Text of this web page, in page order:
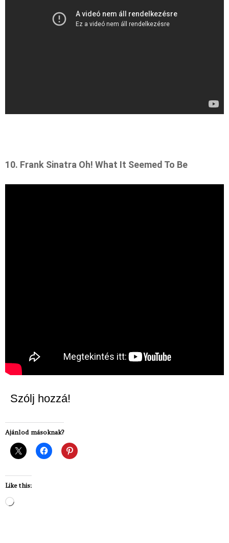
10. Frank Sinatra Oh! What It Seemed To Be
Szólj hozzá!
Ajánlod másoknak?
Like this: